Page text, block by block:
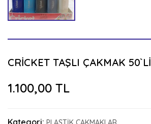
CRİCKET TAŞLI ÇAKMAK 50`Lİ
1.100,00 TL